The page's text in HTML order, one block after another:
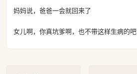
妈妈说，爸爸一会就回来了
女儿啊，你真坑爹啊，也不带这样生病的吧